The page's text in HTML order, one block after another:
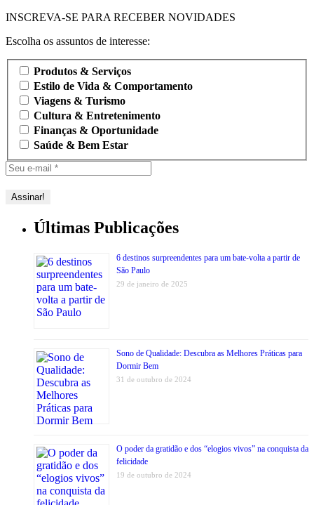
INSCREVA-SE PARA RECEBER NOVIDADES
Escolha os assuntos de interesse:
Produtos & Serviços
Estilo de Vida & Comportamento
Viagens & Turismo
Cultura & Entretenimento
Finanças & Oportunidade
Saúde & Bem Estar
Últimas Publicações
6 destinos surpreendentes para um bate-volta a partir de
São Paulo
29 de janeiro de 2025
Sono de Qualidade: Descubra as Melhores Práticas para
Dormir Bem
31 de outubro de 2024
O poder da gratidão e dos “elogios vivos” na conquista da
felicidade
19 de outubro de 2024